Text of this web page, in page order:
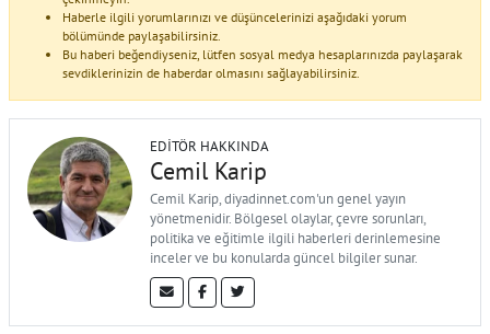
Haberle ilgili yorumlarınızı ve düşüncelerinizi aşağıdaki yorum
bölümünde paylaşabilirsiniz.
Bu haberi beğendiyseniz, lütfen sosyal medya hesaplarınızda paylaşarak
sevdiklerinizin de haberdar olmasını sağlayabilirsiniz.
EDITÖR HAKKINDA
Cemil Karip
Cemil Karip, diyadinnet.com'un genel yayın
yönetmenidir. Bölgesel olaylar, çevre sorunları,
politika ve eğitimle ilgili haberleri derinlemesine
inceler ve bu konularda güncel bilgiler sunar.